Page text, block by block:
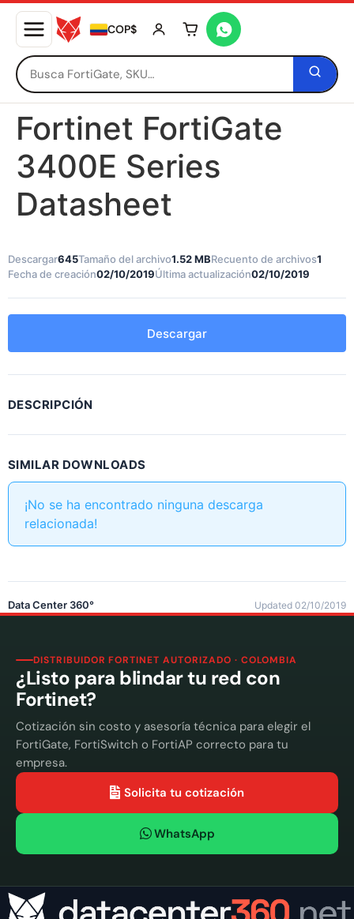
COP$ Tu carrito está vacío
Fortinet FortiGate
3400E Series
Datasheet
Descargar645Tamaño del archivo1.52 MBRecuento de archivos1
Fecha de creación02/10/2019Última actualización02/10/2019
Descargar
DESCRIPCIÓN
SIMILAR DOWNLOADS
¡No se ha encontrado ninguna descarga
relacionada!
Data Center 360° Updated 02/10/2019
DISTRIBUIDOR FORTINET AUTORIZADO · COLOMBIA
¿Listo para blindar tu red con
Fortinet?
Cotización sin costo y asesoría técnica para elegir el
FortiGate, FortiSwitch o FortiAP correcto para tu
empresa.
Solicita tu cotización
WhatsApp